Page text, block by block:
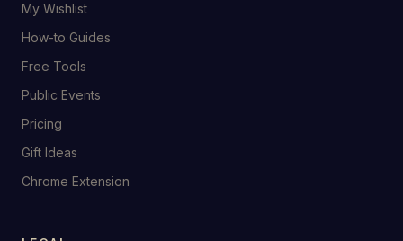
My Wishlist
How-to Guides
Free Tools
Public Events
Pricing
Gift Ideas
Chrome Extension